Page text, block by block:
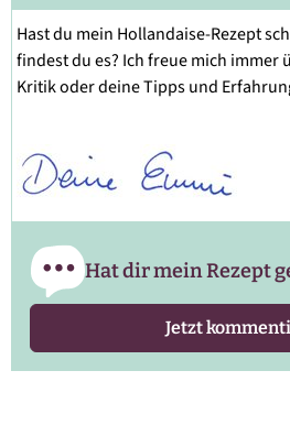
Hast du mein Hollandaise-Rezept
findest du es? Ich freue mich immer
Kritik oder deine Tipps und
Hat dir mein Rezept
Jetzt